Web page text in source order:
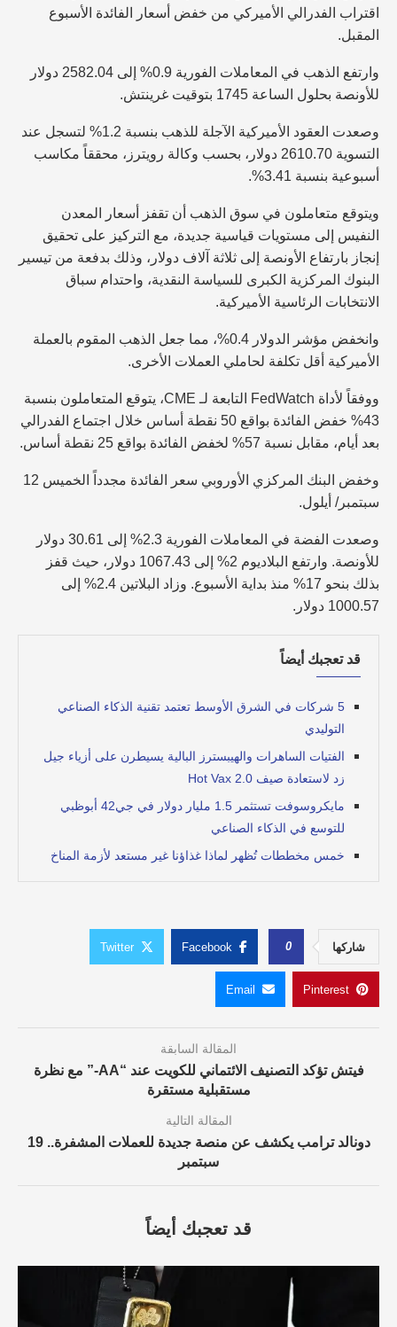
اقتراب الفدرالي الأميركي من خفض أسعار الفائدة الأسبوع
المقبل.
وارتفع الذهب في المعاملات الفورية 0.9% إلى 2582.04 دولار
للأونصة بحلول الساعة 1745 بتوقيت غرينتش.
وصعدت العقود الأميركية الآجلة للذهب بنسبة 1.2% لتسجل عند
التسوية 2610.70 دولار، بحسب وكالة رويترز، محققاً مكاسب
أسبوعية بنسبة 3.41%.
ويتوقع متعاملون في سوق الذهب أن تقفز أسعار المعدن
النفيس إلى مستويات قياسية جديدة، مع التركيز على تحقيق
إنجاز بارتفاع الأونصة إلى ثلاثة آلاف دولار، وذلك بدفعة من تيسير
البنوك المركزية الكبرى للسياسة النقدية، واحتدام سباق
الانتخابات الرئاسية الأميركية.
وانخفض مؤشر الدولار 0.4%، مما جعل الذهب المقوم بالعملة
الأميركية أقل تكلفة لحاملي العملات الأخرى.
ووفقاً لأداة FedWatch التابعة لـ CME، يتوقع المتعاملون بنسبة
43% خفض الفائدة بواقع 50 نقطة أساس خلال اجتماع الفدرالي
بعد أيام، مقابل نسبة 57% لخفض الفائدة بواقع 25 نقطة أساس.
وخفض البنك المركزي الأوروبي سعر الفائدة مجدداً الخميس 12
سبتمبر/ أيلول.
وصعدت الفضة في المعاملات الفورية 2.3% إلى 30.61 دولار
للأونصة. وارتفع البلاديوم 2% إلى 1067.43 دولار، حيث قفز
بذلك بنحو 17% منذ بداية الأسبوع. وزاد البلاتين 2.4% إلى
1000.57 دولار.
قد تعجبك أيضاً
5 شركات في الشرق الأوسط تعتمد تقنية الذكاء الصناعي
التوليدي
الفتيات الساهرات والهيبسترز البالية يسيطرن على أزياء جيل
زد لاستعادة صيف Hot Vax 2.0
مايكروسوفت تستثمر 1.5 مليار دولار في جي42 أبوظبي
للتوسع في الذكاء الصناعي
خمس مخططات تُظهر لماذا غذاؤنا غير مستعد لأزمة المناخ
شاركها 0
Facebook
Twitter
Pinterest
Email
المقالة السابقة
فيتش تؤكد التصنيف الائتماني للكويت عند “AA-” مع نظرة
مستقبلية مستقرة
المقالة التالية
دونالد ترامب يكشف عن منصة جديدة للعملات المشفرة.. 19
سبتمبر
قد تعجبك أيضاً